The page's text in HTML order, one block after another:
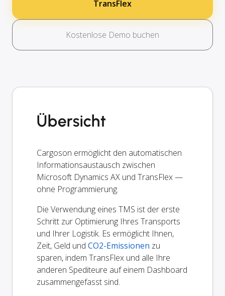
TransFlex
Kostenlose Demo buchen
Übersicht
Cargoson ermöglicht den automatischen
Informationsaustausch zwischen
Microsoft Dynamics AX und TransFlex —
ohne Programmierung.
Die Verwendung eines TMS ist der erste
Schritt zur Optimierung Ihres Transports
und Ihrer Logistik. Es ermöglicht Ihnen,
Zeit, Geld und CO2-Emissionen zu
sparen, indem TransFlex und alle Ihre
anderen Spediteure auf einem Dashboard
zusammengefasst sind.